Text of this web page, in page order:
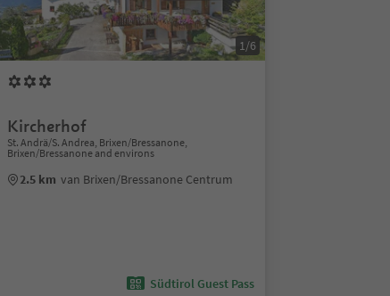
1/6
Kircherhof
St. Andrä/S. Andrea, Brixen/Bressanone,
Brixen/Bressanone and environs
2.5 km van Brixen/Bressanone Centrum
Südtirol Guest Pass